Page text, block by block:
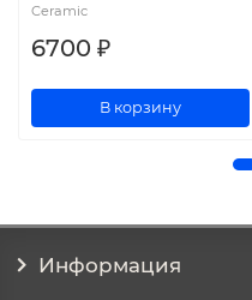
Ceramic
6700 ₽
В корзину
Информация